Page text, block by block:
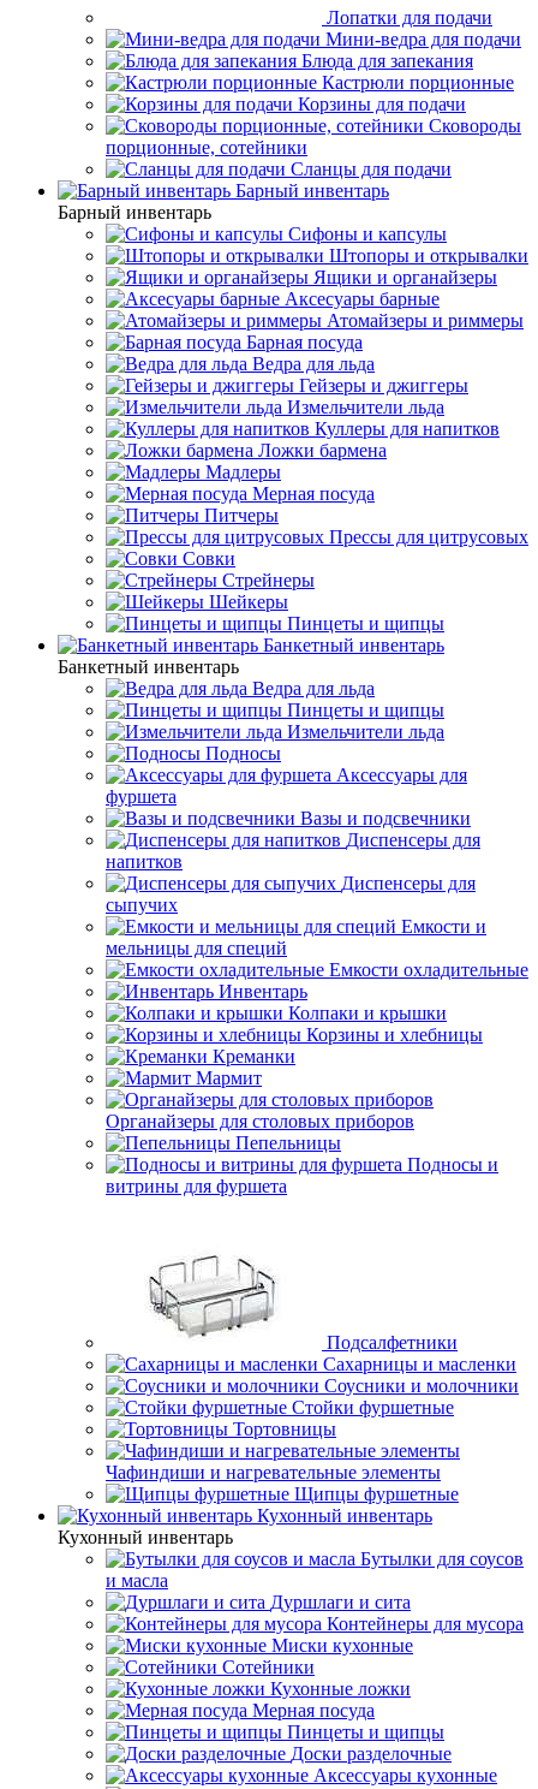
Лопатки для подачи
Мини-ведра для подачи
Блюда для запекания
Кастрюли порционные
Корзины для подачи
Сковороды
порционные, сотейники
Сланцы для подачи
Барный инвентарь
Барный инвентарь
Сифоны и капсулы
Штопоры и открывалки
Ящики и органайзеры
Аксесуары барные
Атомайзеры и риммеры
Барная посуда
Ведра для льда
Гейзеры и джиггеры
Измельчители льда
Куллеры для напитков
Ложки бармена
Мадлеры
Мерная посуда
Питчеры
Прессы для цитрусовых
Совки
Стрейнеры
Шейкеры
Пинцеты и щипцы
Банкетный инвентарь
Банкетный инвентарь
Ведра для льда
Пинцеты и щипцы
Измельчители льда
Подносы
Аксессуары для
фуршета
Вазы и подсвечники
Диспенсеры для
напитков
Диспенсеры для
сыпучих
Емкости и
мельницы для специй
Емкости охладительные
Инвентарь
Колпаки и крышки
Корзины и хлебницы
Креманки
Мармит
Органайзеры для столовых приборов
Пепельницы
Подносы и
витрины для фуршета
Подсалфетники
Сахарницы и масленки
Соусники и молочники
Стойки фуршетные
Тортовницы
Чафиндиши и нагревательные элементы
Щипцы фуршетные
Кухонный инвентарь
Кухонный инвентарь
Бутылки для соусов
и масла
Дуршлаги и сита
Контейнеры для мусора
Миски кухонные
Сотейники
Кухонные ложки
Мерная посуда
Пинцеты и щипцы
Доски разделочные
Аксессуары кухонные